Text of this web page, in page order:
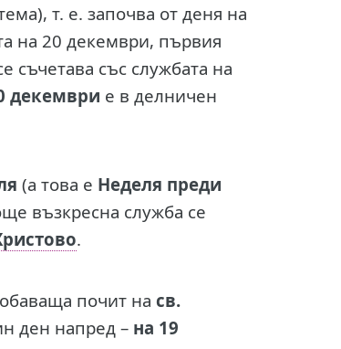
т. е. започва от деня на
на 20 декември, първия
съчетава със службата на
декември е в делничен
(а това е Неделя преди
възкресна служба се
.
почит на св.
ден напред – на 19